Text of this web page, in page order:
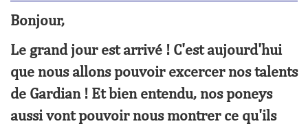
Bonjour,
Le grand jour est arrivé ! C'est aujourd'hui
que nous allons pouvoir excercer nos talents
de Gardian ! Et bien entendu, nos poneys
aussi vont pouvoir nous montrer ce qu'ils